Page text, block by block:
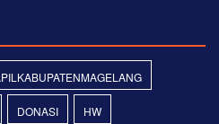
DONASI HW